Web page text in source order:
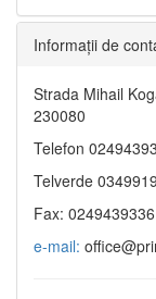
Informaţii de
Strada Mihail
230080
Telefon
Telverde 0349919
Fax: 0249439336
e-mail: